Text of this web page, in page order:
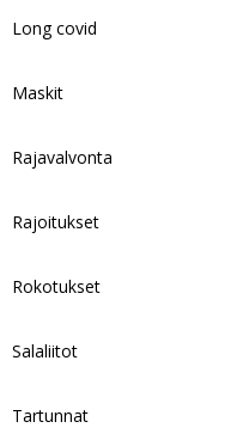
Long covid
Maskit
Rajavalvonta
Rajoitukset
Rokotukset
Salaliitot
Tartunnat